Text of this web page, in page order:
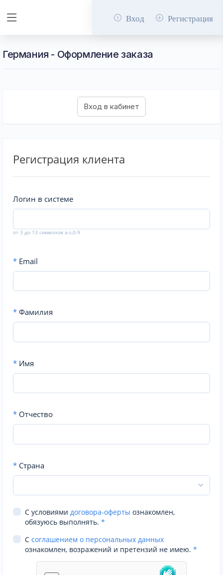
Вход Регистрация
Германия - Оформление заказа
Регистрация клиента
Логин в системе
от 3 до 13 символов a-z,0-9
* Email
* Фамилия
* Имя
* Отчество
* Страна
С условиями договора-оферты ознакомлен,
обязуюсь выполнять. *
С соглашением о персональных данных
ознакомлен, возражений и претензий не имею. *